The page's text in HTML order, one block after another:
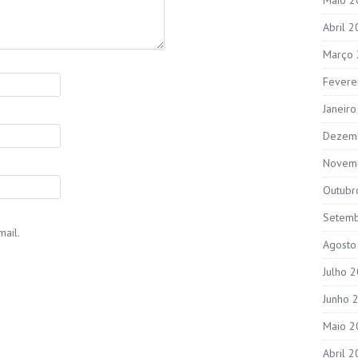
Abril
Março
Julho
Junho
Maio
Abril